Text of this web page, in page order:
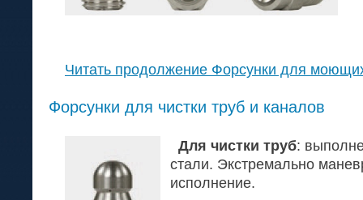
Читать продолжение Форсунки для
Форсунки для чистки труб и каналов
Для чистки труб:
стали. Экстремально
исполнение.